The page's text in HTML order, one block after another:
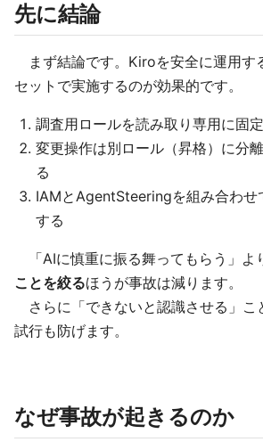
先に結論
まず結論です。Kiroを安全に運用す
セットで実施するのが効果的です。
調査用ロールを読み取り専用に固
変更操作は別ロール（昇格）に分
る
IAMとAgentSteeringを組み合わせ
する
「AIに慎重に振る舞ってもらう」よ
ことを絞るほうが事故は減ります。
さらに「できないと認識させる」こ
試行も防げます。
なぜ事故が起きるのか